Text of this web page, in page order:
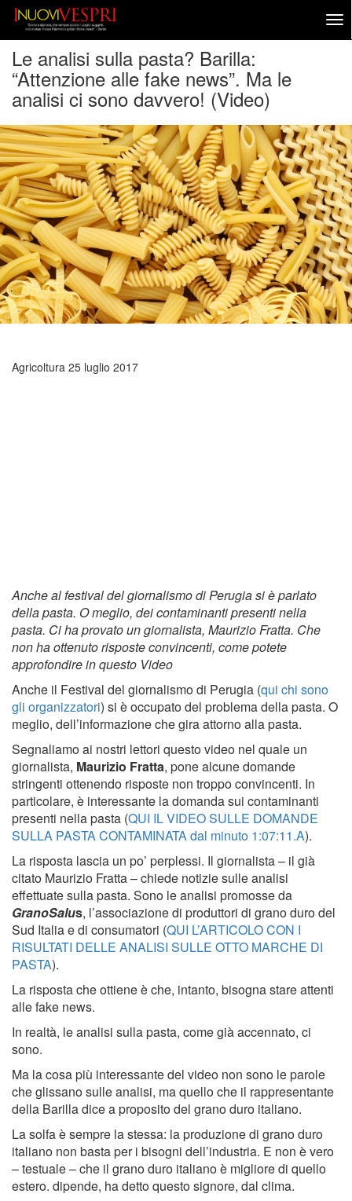
Le analisi sulla pasta? Barilla:
“Attenzione alle fake news”. Ma le
analisi ci sono davvero! (Video)
Agricoltura 25 luglio 2017
Anche al festival del giornalismo di Perugia si è parlato
della pasta. O meglio, dei contaminanti presenti nella
pasta. Ci ha provato un giornalista, Maurizio Fratta. Che
non ha ottenuto risposte convincenti, come potete
approfondire in questo Video
Anche il Festival del giornalismo di Perugia (qui chi sono
gli organizzatori) si è occupato del problema della pasta. O
meglio, dell’informazione che gira attorno alla pasta.
Segnaliamo ai nostri lettori questo video nel quale un
giornalista, Maurizio Fratta, pone alcune domande
stringenti ottenendo risposte non troppo convincenti. In
particolare, è interessante la domanda sui contaminanti
presenti nella pasta (QUI IL VIDEO SULLE DOMANDE
SULLA PASTA CONTAMINATA dal minuto 1:07:11.A).
La risposta lascia un po’ perplessi. Il giornalista – il già
citato Maurizio Fratta – chiede notizie sulle analisi
effettuate sulla pasta. Sono le analisi promosse da
GranoSalus, l’associazione di produttori di grano duro del
Sud Italia e di consumatori (QUI L’ARTICOLO CON I
RISULTATI DELLE ANALISI SULLE OTTO MARCHE DI
PASTA).
La risposta che ottiene è che, intanto, bisogna stare attenti
alle fake news.
In realtà, le analisi sulla pasta, come già accennato, ci
sono.
Ma la cosa più interessante del video non sono le parole
che glissano sulle analisi, ma quello che il rappresentante
della Barilla dice a proposito del grano duro italiano.
La solfa è sempre la stessa: la produzione di grano duro
italiano non basta per i bisogni dell’industria. E non è vero
– testuale – che il grano duro italiano è migliore di quello
estero. dipende, ha detto questo signore, dal clima.